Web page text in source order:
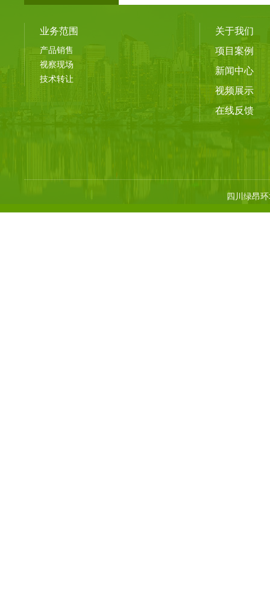
业务范围
产品销售
视察现场
技术转让
关于我们
项目案例
新闻中心
视频展示
在线反馈
四川绿昂